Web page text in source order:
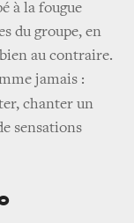
à la fougue
du groupe, en
au contraire.
jamais :
chanter un
sensations